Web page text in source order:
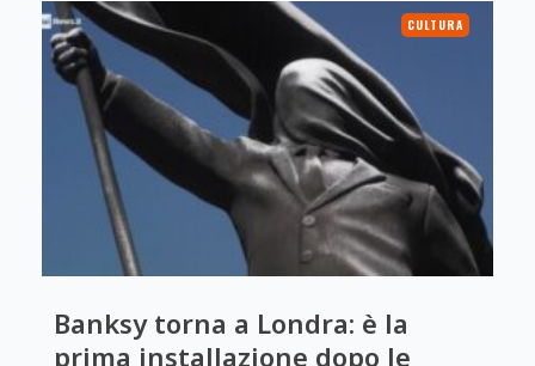
CULTURA
Banksy torna a Londra: è la
prima installazione dopo le